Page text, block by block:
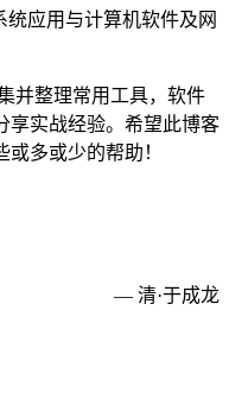
应用与计算机软件及网
并整理常用工具，软件
享实战经验。希望此博客
多或少的帮助！
— 清·于成龙